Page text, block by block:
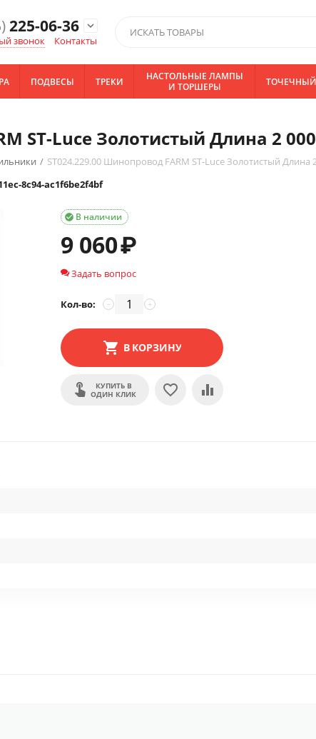
225-06-36
expand_more
звонок
Контакты
ПОДВЕСЫ ТРЕКИ
НАСТОЛЬНЫЕ ЛАМПЫ
И ТОРШЕРЫ
ТОЧЕЧНЫЙ
ST-Luce Золотистый Длина 2
/ ST024.229.00 Шинопровод FARM ST-Luce Золотистый Длина
8c94-ac1f6be2f4bf
В наличии

9 060₽
Задать вопрос
Кол-во: +
−
В КОРЗИНУ
КУПИТЬ В
ОДИН КЛИК